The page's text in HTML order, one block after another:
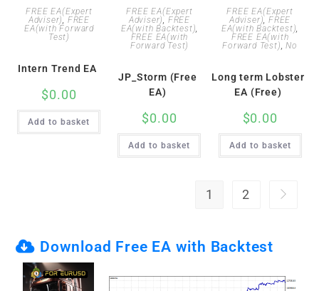
FREE EA(Expert
Adviser) , FREE
EA(with Forward
Test)
Intern Trend EA
$0.00
Add to basket
FREE EA(Expert
Adviser) , FREE
EA(with Backtest)
FREE EA(with
Forward Test)
JP_Storm (Free
EA)
$0.00
Add to basket
FREE EA(Expert
Adviser), FREE
EA(with Backtest)
FREE EA(with
Forward Test) ,No
Long term Lobster
EA (Free)
$0.00
Add to basket
1 2
Download Free EA with Backtest